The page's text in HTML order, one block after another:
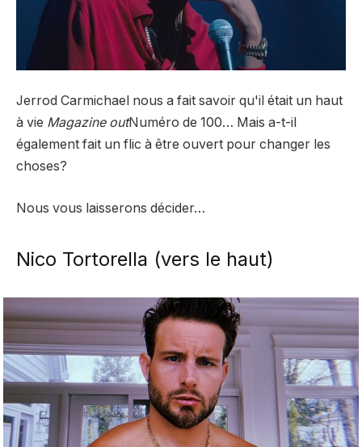
Jerrod Carmichael nous a fait savoir qu'il était un haut
à vie Magazine outNuméro de 100… Mais a-t-il
également fait un flic à être ouvert pour changer les
choses?
Nous vous laisserons décider…
Nico Tortorella (vers le haut)